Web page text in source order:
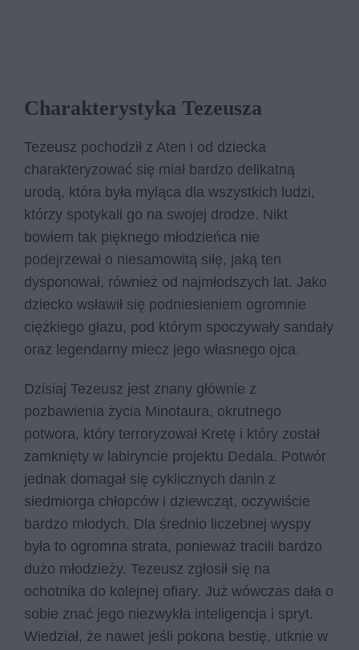
Charakterystyka Tezeusza
Tezeusz pochodził z Aten i od dziecka
charakteryzować się miał bardzo delikatną
urodą, która była myląca dla wszystkich ludzi,
którzy spotykali go na swojej drodze. Nikt
bowiem tak pięknego młodzieńca nie
podejrzewał o niesamowitą siłę, jaką ten
dysponował, również od najmłodszych lat. Jako
dziecko wsławił się podniesieniem ogromnie
ciężkiego głazu, pod którym spoczywały sandały
oraz legendarny miecz jego własnego ojca.
Dzisiaj Tezeusz jest znany głównie z
pozbawienia życia Minotaura, okrutnego
potwora, który terroryzował Kretę i który został
zamknięty w labiryncie projektu Dedala. Potwór
jednak domagał się cyklicznych danin z
siedmiorga chłopców i dziewcząt, oczywiście
bardzo młodych. Dla średnio liczebnej wyspy
była to ogromna strata, ponieważ tracili bardzo
dużo młodzieży. Tezeusz zgłosił się na
ochotnika do kolejnej ofiary. Już wówczas dała o
sobie znać jego niezwykła inteligencja i spryt.
Wiedział, że nawet jeśli pokona bestię, utknie w